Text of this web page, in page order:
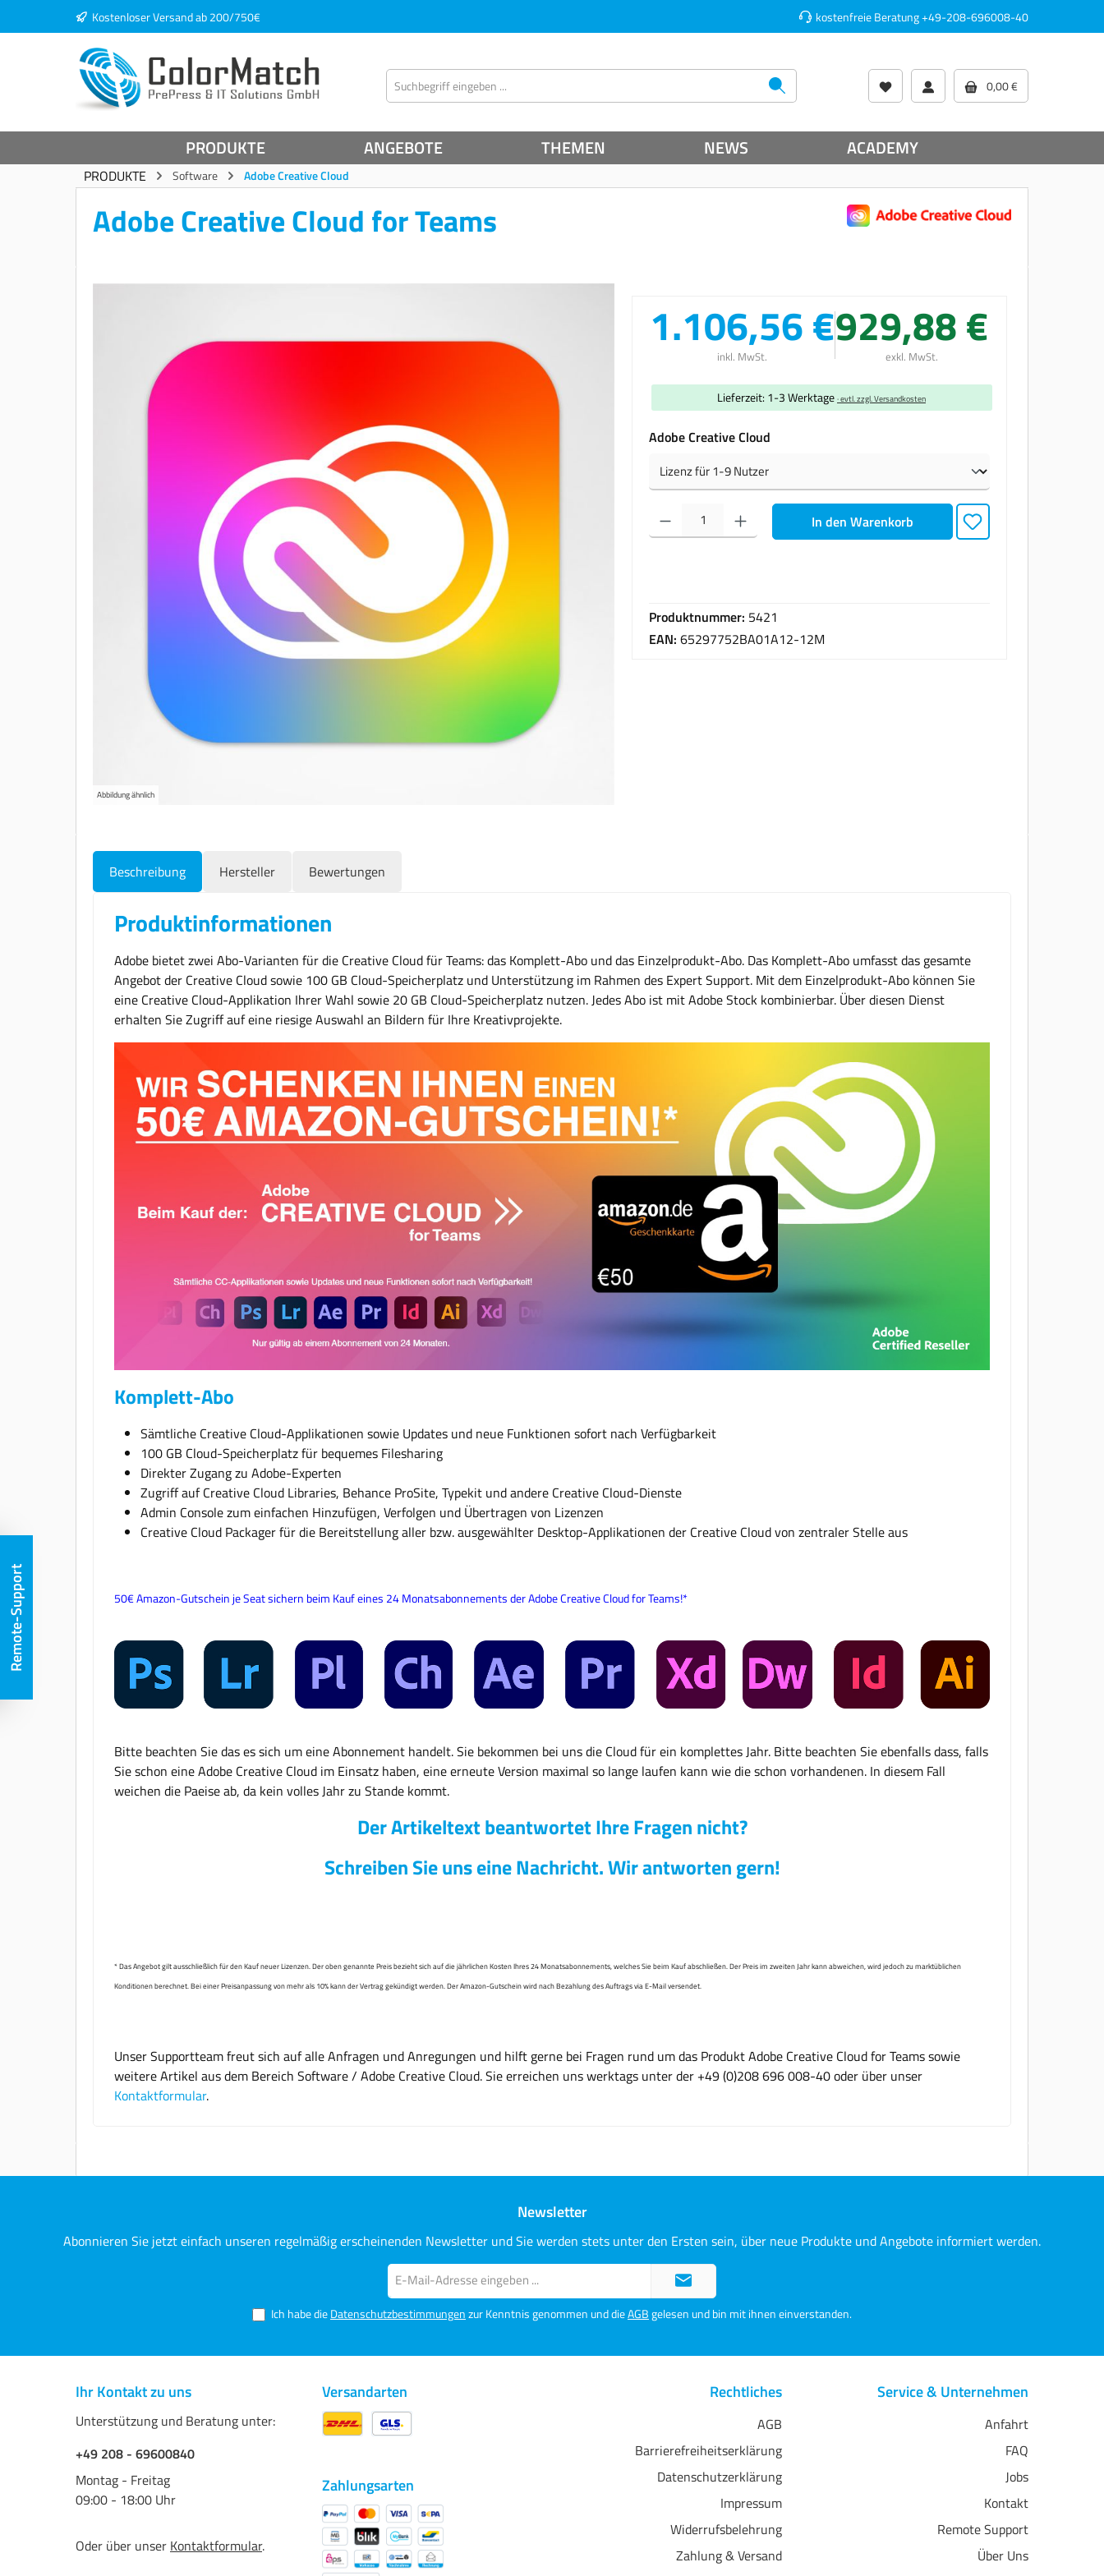
Zur Hauptnavigation springen
Kostenloser Versand ab 200/750€ kostenfreie Beratung+49-208-696008-40
0,00 €
PRODUKTE ANGEBOTE THEMEN NEWS ACADEMY
PRODUKTE Software Adobe Creative Cloud
Adobe Creative Cloud for Teams
Abbildung ähnlich
1.106,56 €
inkl. MwSt.
929,88 €
exkl. MwSt.
Lieferzeit: 1-3 Werktage· evtl. zzgl. Versandkosten
Adobe Creative Cloudauswählen
Produkt Anzahl: Gib den gewünschten Wert ein oder benutze die Schaltflächen um die Anzahl zu erhöhen oder
In den Warenkorb
Produktnummer: 5421
EAN: 65297752BA01A12-12M
Beschreibung Hersteller Bewertungen
Produktinformationen
Adobe bietet zwei Abo-Varianten für die Creative Cloud für Teams: das Komplett-Abo und das Einzelprodukt-Abo. Das Komplett-Abo umfasst das gesamte
Angebot der Creative Cloud sowie 100 GB Cloud-Speicherplatz und Unterstützung im Rahmen des Expert Support. Mit dem Einzelprodukt-Abo können Sie
eine Creative Cloud-Applikation Ihrer Wahl sowie 20 GB Cloud-Speicherplatz nutzen. Jedes Abo ist mit Adobe Stock kombinierbar. Über diesen Dienst
erhalten Sie Zugriff auf eine riesige Auswahl an Bildern für Ihre Kreativprojekte.
Komplett-Abo
Sämtliche Creative Cloud-Applikationen sowie Updates und neue Funktionen sofort nach Verfügbarkeit
100 GB Cloud-Speicherplatz für bequemes Filesharing
Direkter Zugang zu Adobe-Experten
Zugriff auf Creative Cloud Libraries, Behance ProSite, Typekit und andere Creative Cloud-Dienste
Admin Console zum einfachen Hinzufügen, Verfolgen und Übertragen von Lizenzen
Creative Cloud Packager für die Bereitstellung aller bzw. ausgewählter Desktop-Applikationen der Creative Cloud von zentraler Stelle aus
50€ Amazon-Gutschein je Seat sichern beim Kauf eines 24 Monatsabonnements der Adobe Creative Cloud for Teams!*
Bitte beachten Sie das es sich um eine Abonnement handelt. Sie bekommen bei uns die Cloud für ein komplettes Jahr. Bitte beachten Sie ebenfalls dass, falls
Sie schon eine Adobe Creative Cloud im Einsatz haben, eine erneute Version maximal so lange laufen kann wie die schon vorhandenen. In diesem Fall
weichen die Paeise ab, da kein volles Jahr zu Stande kommt.
Der Artikeltext beantwortet Ihre Fragen nicht?
Schreiben Sie uns eine Nachricht. Wir antworten gern!
* Das Angebot gilt ausschließlich für den Kauf neuer Lizenzen. Der oben genannte Preis bezieht sich auf die jährlichen Kosten Ihres 24 Monatsabonnements, welches Sie beim Kauf abschließen. Der Preis im zweiten Jahr kann abweichen, wird jedoch zu marktüblichen
Konditionen berechnet. Bei einer Preisanpassung von mehr als 10% kann der Vertrag gekündigt werden. Der Amazon-Gutschein wird nach Bezahlung des Auftrags via E-Mail versendet.
Unser Supportteam freut sich auf alle Anfragen und Anregungen und hilft gerne bei Fragen rund um das Produkt Adobe Creative Cloud for Teams sowie
weitere Artikel aus dem Bereich Software / Adobe Creative Cloud. Sie erreichen uns werktags unter der +49 (0)208 696 008-40 oder über unser
Kontaktformular.
Newsletter
Abonnieren Sie jetzt einfach unseren regelmäßig erscheinenden Newsletter und Sie werden stets unter den Ersten sein, über neue Produkte und Angebote informiert werden.
Mail-
Adresse*
Ich habe dieDatenschutzbestimmungenzur Kenntnis genommen und dieAGBgelesen und bin mit ihnen einverstanden.
Ihr Kontakt zu uns
Unterstützung und Beratung unter:
+49 208 - 69600840
Montag - Freitag
09:00 - 18:00 Uhr
Oder über unser Kontaktformular.
Versandarten
Zahlungsarten
Rechtliches
AGB
Barrierefreiheitserklärung
Datenschutzerklärung
Impressum
Widerrufsbelehrung
Zahlung & Versand
Service & Unternehmen
Anfahrt
FAQ
Jobs
Kontakt
Remote Support
Über Uns
Remote-Support